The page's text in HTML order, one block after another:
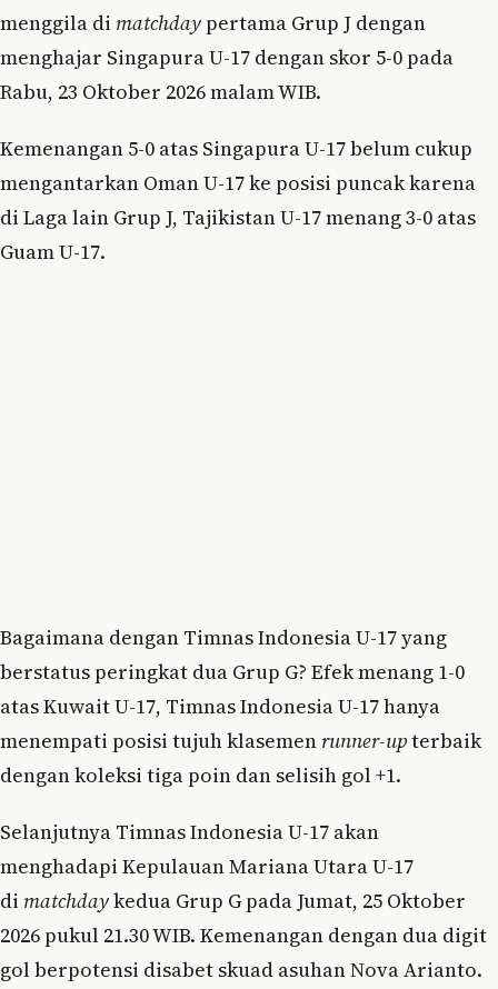
menggila di matchdaypertama Grup J dengan
menghajar Singapura U-17 dengan skor 5-0 pada
Rabu, 23 Oktober 2026 malam WIB.
Kemenangan 5-0 atas Singapura U-17 belum cukup
mengantarkan Oman U-17 ke posisi puncak karena
di Laga lain Grup J, Tajikistan U-17 menang 3-0 atas
Guam U-17.
Bagaimana dengan Timnas Indonesia U-17 yang
berstatus peringkat dua Grup G? Efek menang 1-0
atas Kuwait U-17, Timnas Indonesia U-17 hanya
menempati posisi tujuh klasemen runner-upterbaik
dengan koleksi tiga poin dan selisih gol +1.
Selanjutnya Timnas Indonesia U-17 akan
menghadapi Kepulauan Mariana Utara U-17
di matchdaykedua Grup G pada Jumat, 25 Oktober
2026 pukul 21.30 WIB. Kemenangan dengan dua digit
gol berpotensi disabet skuad asuhan Nova Arianto.